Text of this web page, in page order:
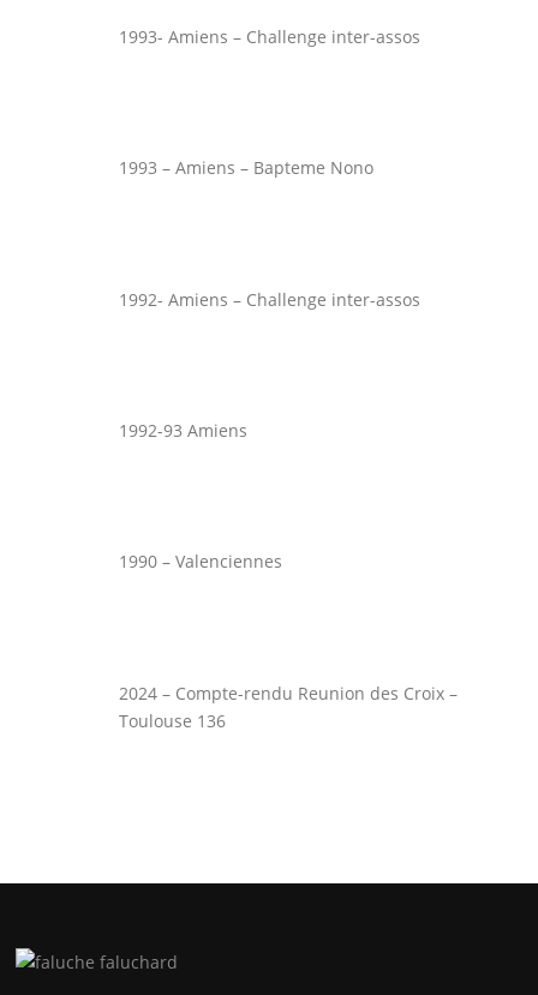
1993- Amiens – Challenge inter-assos
1993 – Amiens – Bapteme Nono
1992- Amiens – Challenge inter-assos
1992-93 Amiens
1990 – Valenciennes
2024 – Compte-rendu Reunion des Croix –
Toulouse 136